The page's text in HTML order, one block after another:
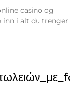
casino og
inn i alt du trenger